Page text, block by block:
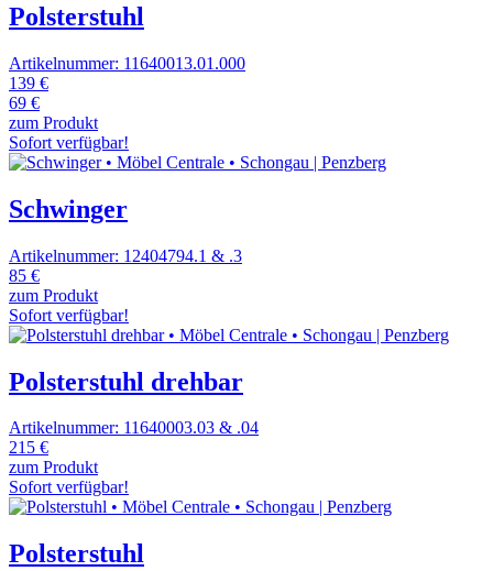
Polsterstuhl
Artikelnummer: 11640013.01.000
139 €
69 €
zum Produkt
Sofort verfügbar!
Schwinger
Artikelnummer: 12404794.1 & .3
85 €
zum Produkt
Sofort verfügbar!
Polsterstuhl drehbar
Artikelnummer: 11640003.03 & .04
215 €
zum Produkt
Sofort verfügbar!
Polsterstuhl